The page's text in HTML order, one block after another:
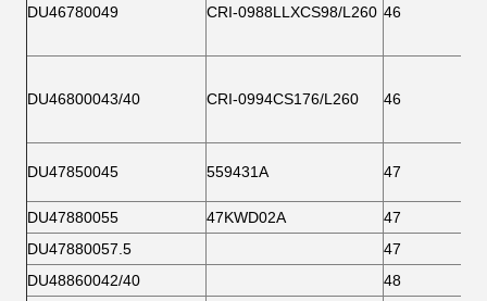
DU46780049 CRI-0988LLXCS98/L260 46
DU46800043/40 CRI-0994CS176/L260 46
DU47850045 559431A 47
DU47880055 47KWD02A
47
DU47880057.5
47
DU48860042/40
48